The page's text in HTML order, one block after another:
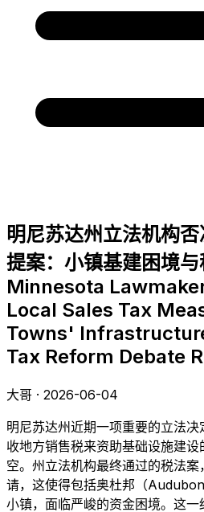
明尼苏达州立法机构
提案：小镇基建困境与
Minnesota
Local Sales Tax
Towns'
Tax Reform Debate
大哥 · 2026-06-04
明尼苏达州近期一项重要的立法
收地方销售税来资助基础设施建
空。州立法机构最终通过的税法
请，这使得包括奥杜邦（
小镇，面临严峻的资金困境。这